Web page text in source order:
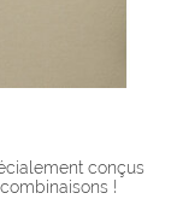
conçus
!